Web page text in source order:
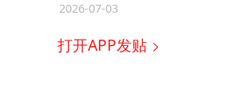
2026-07-03
打开APP发贴